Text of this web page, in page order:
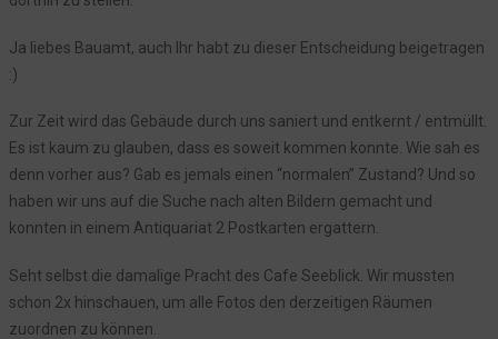
Ja liebes Bauamt, auch Ihr habt zu dieser Entscheidung beigetragen
:)
Zur Zeit wird das Gebäude durch uns saniert und entkernt / entmüllt.
Es ist kaum zu glauben, dass es soweit kommen konnte. Wie sah es
denn vorher aus? Gab es jemals einen “normalen” Zustand? Und so
haben wir uns auf die Suche nach alten Bildern gemacht und
konnten in einem Antiquariat 2 Postkarten ergattern.
Seht selbst die damalige Pracht des Cafe Seeblick. Wir mussten
schon 2x hinschauen, um alle Fotos den derzeitigen Räumen
zuordnen zu können.
Remondis: Der Weg war umsonst
Das Präservativ und unsere Stühle
Katze entlaufen!
Verschwörungstheorien!!!
Der Notfall und die Türgarderobe
Notfall im Hotel: Wenn es schnell gehen muss